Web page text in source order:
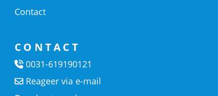
Contact
CONTACT
0031-619190121
Reageer via e-mail